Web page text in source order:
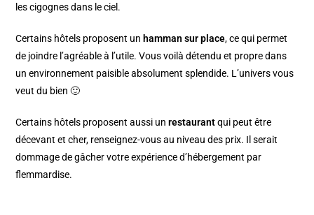
les cigognes dans le ciel.
Certains hôtels proposent unhamman sur place, ce qui permet
de joindre l’agréable à l’utile. Vous voilà détendu et propre dans
un environnement paisible absolument splendide. L’univers vous
veut du bien 🙂
Certains hôtels proposent aussi unrestaurantqui peut être
décevant et cher, renseignez-vous au niveau des prix. Il serait
dommage de gâcher votre expérience d’hébergement par
flemmardise.